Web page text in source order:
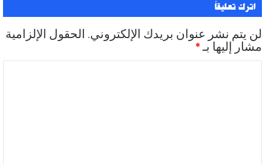
اترك تعليقاً
لن يتم نشر عنوان بريدك الإلكتروني. الحقول الإلزامية
مشار إليها بـ*